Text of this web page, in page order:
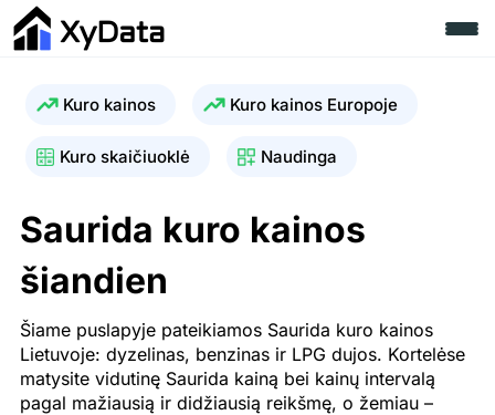
Kuro kainos Kuro kainos Europoje
Kuro skaičiuoklė Naudinga
Saurida kuro kainos
šiandien
Šiame puslapyje pateikiamos Saurida kuro kainos
Lietuvoje: dyzelinas, benzinas ir LPG dujos. Kortelėse
matysite vidutinę Saurida kainą bei kainų intervalą
pagal mažiausią ir didžiausią reikšmę, o žemiau –